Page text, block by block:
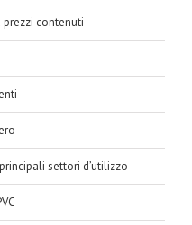
prezzi contenuti
settori d’utilizzo